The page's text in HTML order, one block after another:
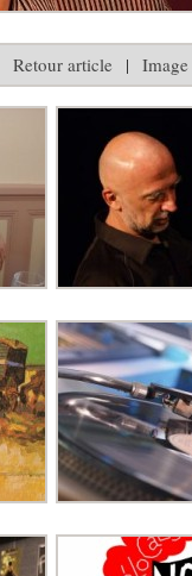
Retour article |